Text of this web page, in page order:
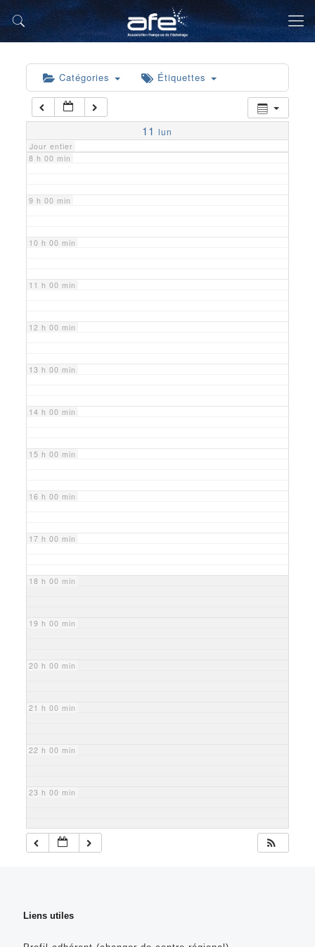
Catégories Étiquettes
11 lun
Jour entier
5 h 00 min
6 h 00 min
7 h 00 min
8 h 00 min
9 h 00 min
10 h 00 min
11 h 00 min
12 h 00 min
13 h 00 min
14 h 00 min
15 h 00 min
16 h 00 min
17 h 00 min
18 h 00 min
19 h 00 min
20 h 00 min
21 h 00 min
22 h 00 min
23 h 00 min
Liens utiles